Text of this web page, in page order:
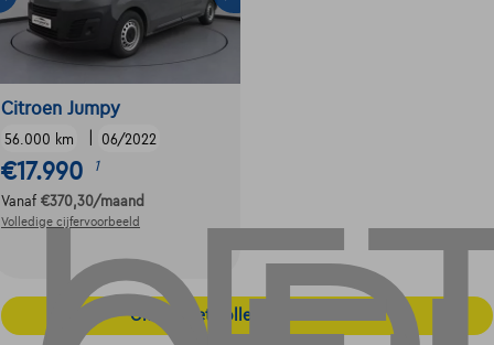
Citroen Jumpy
56.000 km 06/2022
€17.990 1
Vanaf €370,30/maand
Volledige cijfervoorbeeld
Ontdek het volledige aanbod